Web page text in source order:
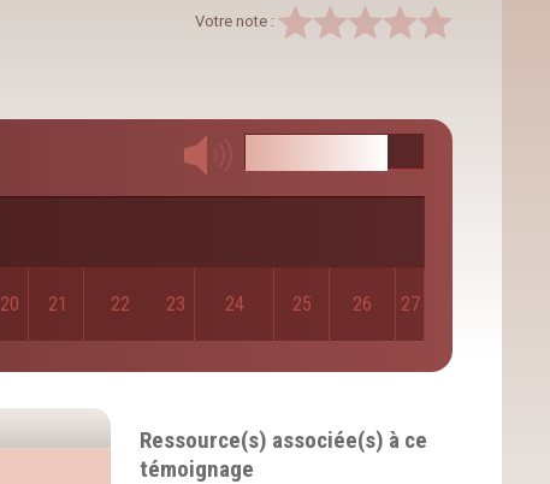
Votre note :
20 21 22 23 24 25 26 27
Ressource(s) associée(s) à ce
témoignage